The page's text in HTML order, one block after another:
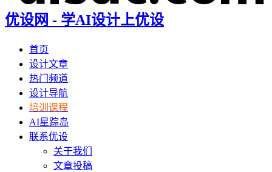
优设网 - 学AI设计上优设
首页
设计文章
热门频道
设计导航
培训课程
AI星踪岛
联系优设
关于我们
文章投稿